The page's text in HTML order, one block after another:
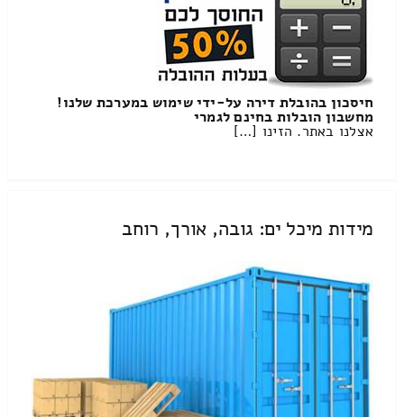
חיסכון בהובלת דירה על-ידי שימוש במערכת שלנו!
מחשבון הובלות בחינם לגמרי
אצלנו באתר. הזינו […]
מידות מיכל ים: גובה, אורך, רוחב